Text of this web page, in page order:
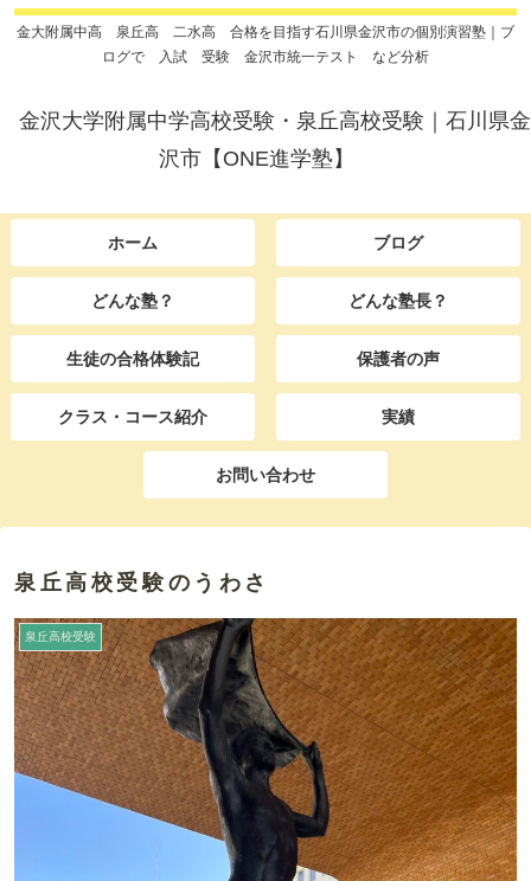
金大附属中高 泉丘高 二水高 合格を目指す石川県金沢市の個別演習塾｜ブ
ログで 入試 受験 金沢市統一テスト など分析
金沢大学附属中学高校受験・泉丘高校受験｜石川県金
沢市【ONE進学塾】
ホーム ブログ
どんな塾？ どんな塾長？
生徒の合格体験記 保護者の声
クラス・コース紹介 実績
お問い合わせ
泉丘高校受験のうわさ
泉丘高校受験